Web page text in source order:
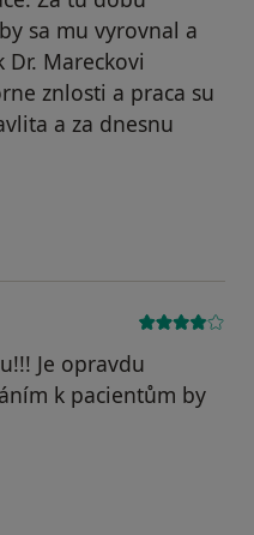
sa mu vyrovnal a
Mareckovi
znlosti a praca su
a za dnesnu
Katarina
Je opravdu
k pacientům by